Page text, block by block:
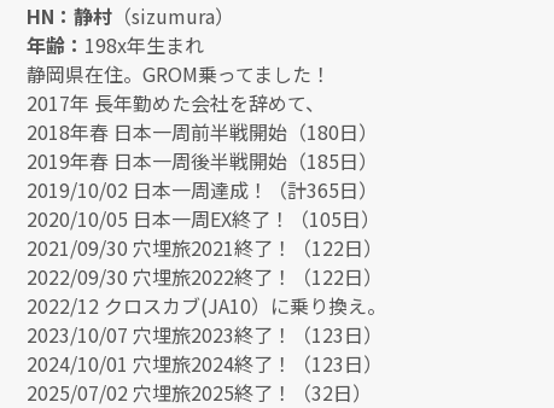
HN：静村 （sizumura）
年齢： 198x年生まれ
静岡県在住。GROM乗ってました！
2017年 長年勤めた会社を辞めて、
2018年春 日本一周前半戦開始（180日）
2019年春 日本一周後半戦開始（185日）
2019/10/02 日本一周達成！（計365日）
2020/10/05 日本一周EX終了！（105日）
2021/09/30 穴埋旅2021終了！（122日）
2022/09/30 穴埋旅2022終了！（122日）
2022/12 クロスカブ(JA10）に乗り換え。
2023/10/07 穴埋旅2023終了！（123日）
2024/10/01 穴埋旅2024終了！（123日）
2025/07/02 穴埋旅2025終了！（32日）